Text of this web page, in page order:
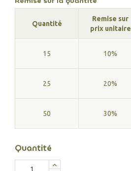
Quantité
Remise sur
prix unitaire
15 10%
25 20%
50 30%
Quantité